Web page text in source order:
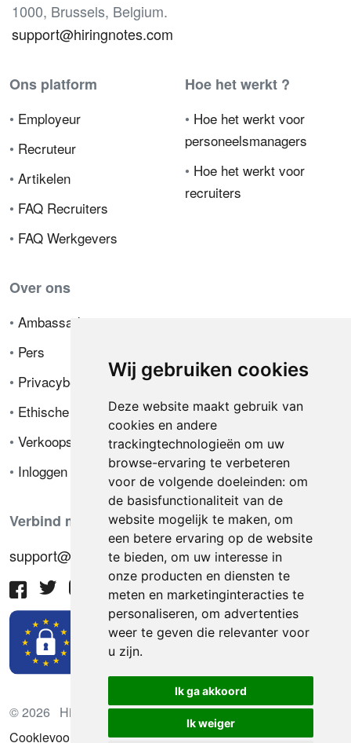
Wij gebruiken cookies
Deze website maakt gebruik van
cookies en andere
trackingtechnologieën om uw
browse-ervaring te verbeteren
voor de volgende doeleinden: om
de basisfunctionaliteit van de
website mogelijk te maken, om
een betere ervaring op de website
te bieden, om uw interesse in
onze producten en diensten te
meten en marketinginteracties te
personaliseren, om advertenties
weer te geven die relevanter voor
u zijn.
Ik ga akkoord
Ik weiger
1000, Brussels, Belgium.
support@hiringnotes.com
Ons platform
• Employeur
• Recruteur
• Artikelen
• FAQ Recruiters
• FAQ Werkgevers
Hoe het werkt ?
• Hoe het werkt voor
personeelsmanagers
• Hoe het werkt voor
recruiters
Over ons
• Ambassador
• Pers
• Privacybeleid
• Ethische code
• Verkoopsvoorwaarden
• Inloggen
Verbind met ons
support@hiringnotes.com
© 2026 Hiring Notes. Internationaal wervingsplatform
Cookievoorkeuren bijwerken